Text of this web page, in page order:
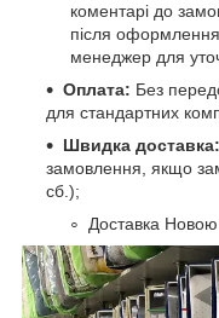
коментарі до
після
менеджер для
Оплата: Без
для стандартних
Швидка доставка:
замовлення, якщо
сб.);
Доставка